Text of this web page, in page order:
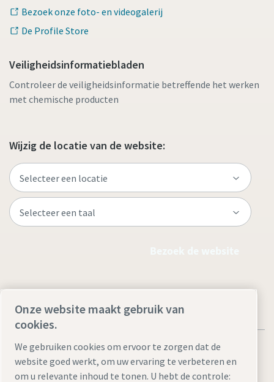
Bezoek onze foto- en videogalerij
De Profile Store
Veiligheidsinformatiebladen
Controleer de veiligheidsinformatie betreffende het werken
met chemische producten
Wijzig de locatie van de website:
Onze website maakt gebruik van
cookies.
We gebruiken cookies om ervoor te zorgen dat de
website goed werkt, om uw ervaring te verbeteren en
om u relevante inhoud te tonen. U hebt de controle: